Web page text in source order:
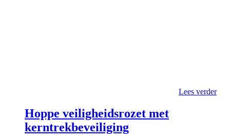
Lees verder
Hoppe veiligheidsrozet met
kerntrekbeveiliging